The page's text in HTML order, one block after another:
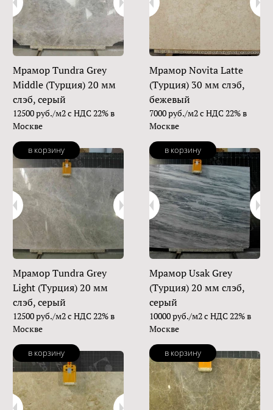
Мрамор Tundra Grey
Middle (Турция) 20 мм
слэб, серый
12500 руб./м2 с НДС 22% в
Москве
в корзину
Мрамор Novita Latte
(Турция) 30 мм слэб,
бежевый
7000 руб./м2 с НДС 22% в
Москве
в корзину
Мрамор Tundra Grey
Light (Турция) 20 мм
слэб, серый
12500 руб./м2 с НДС 22% в
Москве
в корзину
Мрамор Usak Grey
(Турция) 20 мм слэб,
серый
10000 руб./м2 с НДС 22% в
Москве
в корзину